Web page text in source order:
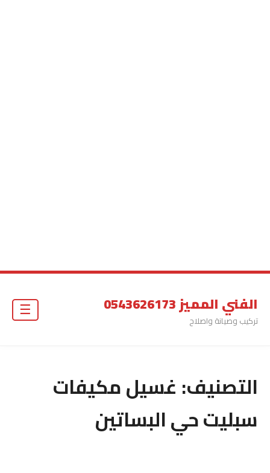
الفني المميز 0543626173
تركيب وصيانة واصلاح
التصنيف:غسيل مكيفات
سبليت حي البساتين